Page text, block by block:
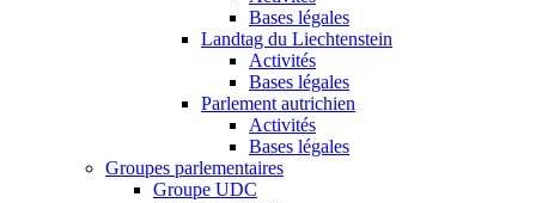
Bases légales
Landtag du Liechtenstein
Activités
Bases légales
Parlement autrichien
Activités
Bases légales
Groupes parlementaires
Groupe UDC